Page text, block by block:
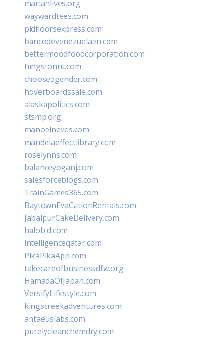
marianlives.org
waywardtees.com
pidfloorsexpress.com
bancodevenezuelaen.com
bettermoodfoodcorporation.com
hingstonnt.com
chooseagender.com
hoverboardssale.com
alaskapolitics.com
stsmp.org
manoelneves.com
mandelaeffectlibrary.com
roselynns.com
balanceyoganj.com
salesforceblogs.com
TrainGames365.com
BaytownEvaCationRentals.com
JabalpurCakeDelivery.com
halobjd.com
intelligenceqatar.com
PikaPikaApp.com
takecareofbusinessdfw.org
HamadaOfJapan.com
VersifyLifestyle.com
kingscreekadventures.com
antaeuslabs.com
purelycleanchemdry.com